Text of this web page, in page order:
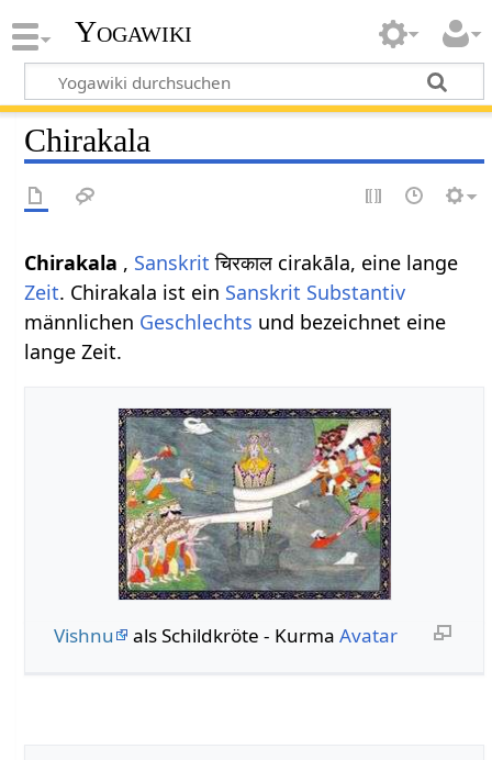
Yogawiki
Chirakala
Chirakala , Sanskrit चिरकाल cirakāla, eine lange
Zeit. Chirakala ist ein Sanskrit Substantiv
männlichen Geschlechts und bezeichnet eine
lange Zeit.
Vishnu als Schildkröte - Kurma Avatar